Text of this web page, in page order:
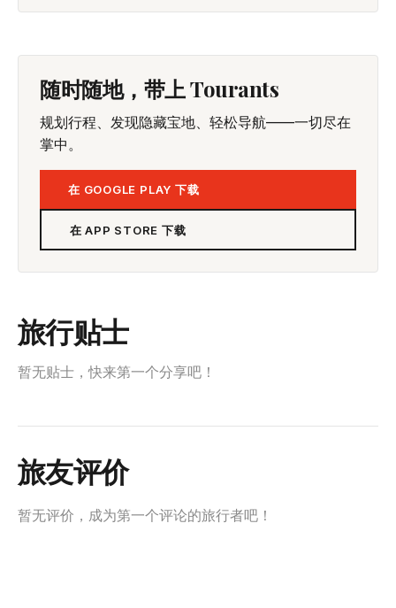
随时随地，带上 Tourants
规划行程、发现隐藏宝地、轻松导航——一切尽在
掌中。
在 GOOGLE PLAY 下载
在 APP STORE 下载
旅行贴士
暂无贴士，快来第一个分享吧！
旅友评价
暂无评价，成为第一个评论的旅行者吧！